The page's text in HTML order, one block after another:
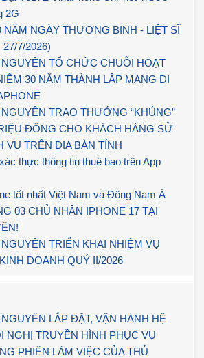
2G
NĂM NGÀY THƯƠNG BINH - LIỆT SĨ
27/7/2026)
TỔ CHỨC CHUỖI HOẠT
30 NĂM THÀNH LẬP MẠNG DI
TRAO THƯỞNG “KHỦNG”
ĐỒNG CHO KHÁCH HÀNG SỬ
VỤ TRÊN ĐỊA BÀN TỈNH
thực thông tin thuê bao trên App
tốt nhất Việt Nam và Đông Nam Á
03 CHỦ NHÂN IPHONE 17 TẠI
TRIỂN KHAI NHIỆM VỤ
DOANH QUÝ II/2026
LẮP ĐẶT, VẬN HÀNH HỆ
NGHỊ TRUYỀN HÌNH PHỤC VỤ
PHIÊN LÀM VIỆC CỦA THỦ